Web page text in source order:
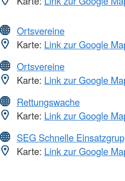
Ortsvereine
Karte: Link zur Google
Ortsvereine
Karte: Link zur Google
Rettungswache
Karte: Link zur Google
SEG Schnelle
Karte: Link zur Google